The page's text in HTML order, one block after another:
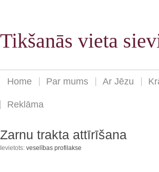
Tikšanās vieta
Home Par mums Ar Jēzu
Reklāma
Zarnu trakta attīrīšana
Ievietots: veselības profilakse